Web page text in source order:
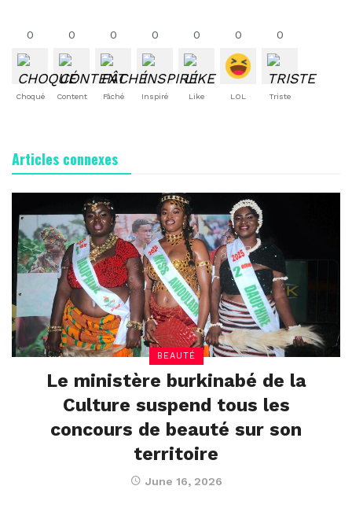
0
Choqué
0
Content
0
Fâché
0
Inspiré
0
Like
0
LOL
0
Triste
Articles connexes
BEAUTÉ
Le ministère burkinabé de la
Culture suspend tous les
concours de beauté sur son
territoire
June 16, 2026